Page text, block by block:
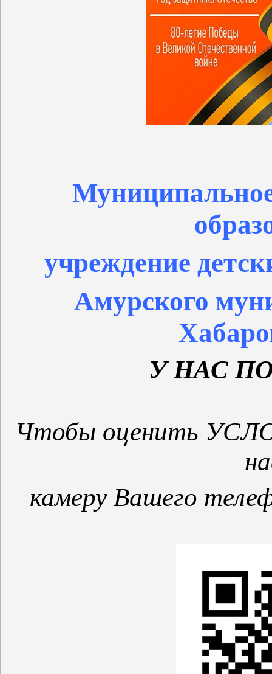
учреждение
Амурского
У НАС
Чтобы оценить
камеру Вашего